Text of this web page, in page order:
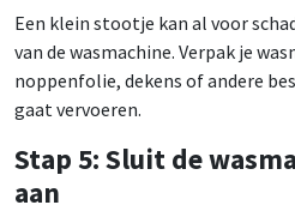
Een klein stootje kan al voor
van de wasmachine. Verpak je
noppenfolie, dekens of andere
gaat vervoeren.
Stap 5: Sluit de
aan